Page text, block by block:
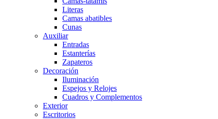
Literas
Camas abatibles
Cunas
Auxiliar
Entradas
Estanterías
Zapateros
Decoración
Iluminación
Espejos y Relojes
Cuadros y Complementos
Exterior
Escritorios